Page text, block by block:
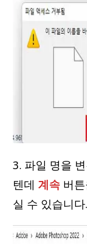
3. 파일 명을
텐데계속 버
실 수 있습니다.